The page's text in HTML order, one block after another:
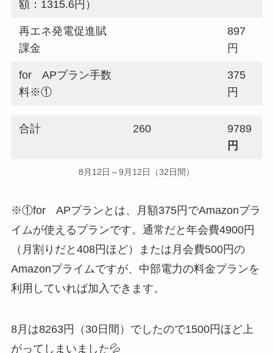
額：1315.6円）
再エネ発電促進賦
課金
897
円
for APプラン手数
料※①
375
円
合計 260
9789
円
8月12日～9月12日（32日間）
※①for APプランとは、月額375円でAmazonプラ
イムが使えるプランです。通常だと年会費4900円
（月割りだと408円ほど）または月会費500円の
Amazonプライムですが、中部電力の料金プランを
利用していれば加入できます。
8月は8263円（30日間）でしたので1500円ほど上
がってしまいました💦